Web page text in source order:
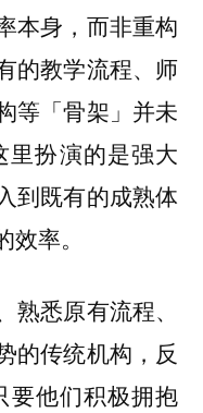
本身，而非重构
的教学流程、师
等「骨架」并未
里扮演的是强大
到既有的成熟体
率。
悉原有流程、
的传统机构，反
要他们积极拥抱